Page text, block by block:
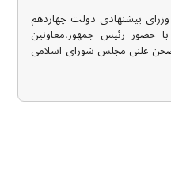
وزرای پیشنهادی دولت چهاردهم
امروز سه شنبه ۳۰ مردادماه ۱۴۰۳ با حضور رئیس جمهور،معاونین
علنی مجلس شورای اسلامی